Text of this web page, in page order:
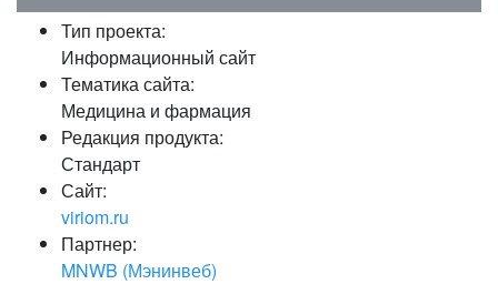
Запомнить меня на этом
Забыли свой пароль?
Тип проекта:
Информационный сайт
Тематика сайта:
Медицина и фармация
Редакция продукта:
Стандарт
Сайт:
viriom.ru
Партнер:
MNWB (Мэнинвеб)